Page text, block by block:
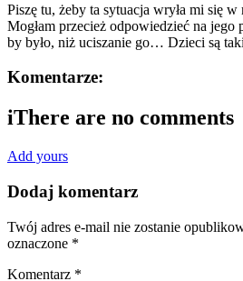
Piszę tu, żeby ta sytuacja wryła mi się w
Mogłam przecież odpowiedzieć na jego
by było, niż uciszanie go… Dzieci są
Komentarze:
iThere are no comments
Add yours
Dodaj komentarz
Twój adres e-mail nie zostanie
oznaczone *
Komentarz *